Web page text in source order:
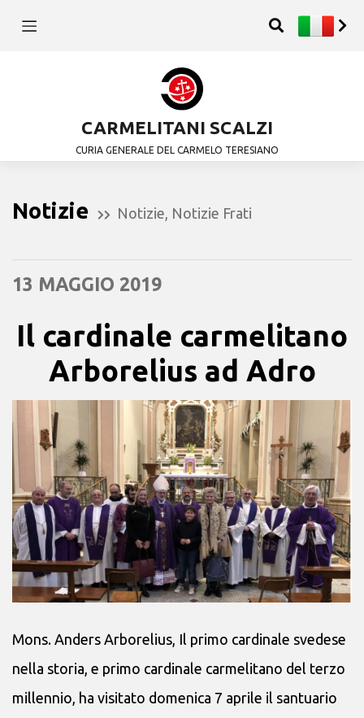
CARMELITANI SCALZI
CURIA GENERALE DEL CARMELO TERESIANO
Notizie Notizie Notizie Frati
13 MAGGIO 2019
Il cardinale carmelitano
Arborelius ad Adro
Mons. Anders Arborelius, Il primo cardinale svedese
nella storia, e primo cardinale carmelitano del terzo
millennio, ha visitato domenica 7 aprile il santuario